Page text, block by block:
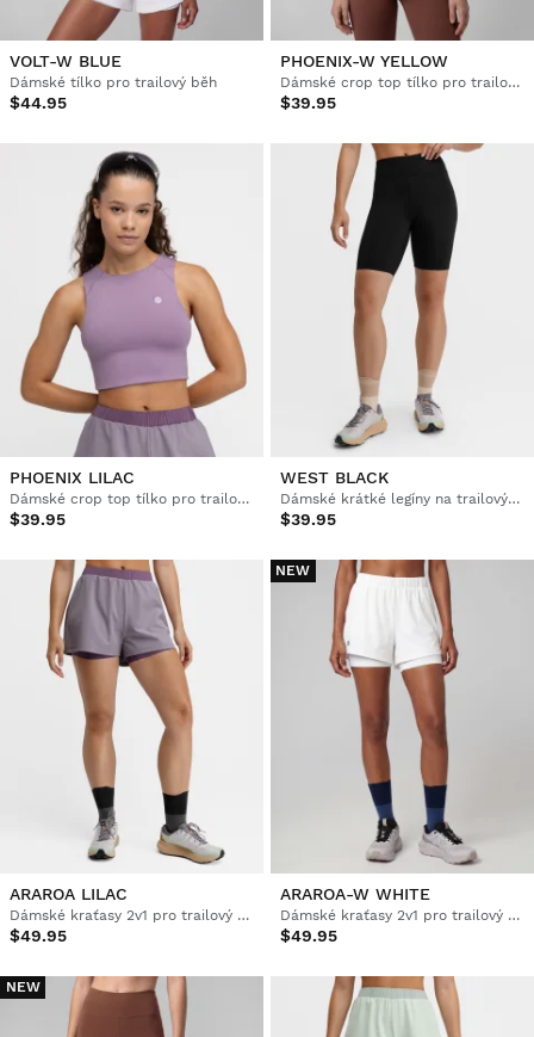
VOLT-W BLUE
Dámské tílko pro trailový běh
$44.95
PHOENIX-W YELLOW
Dámské crop top tílko pro trailový běh
$39.95
PHOENIX LILAC
Dámské crop top tílko pro trailový běh
$39.95
WEST BLACK
Dámské krátké legíny na trailový běh
$39.95
ARAROA LILAC
Dámské kraťasy 2v1 pro trailový běh
$49.95
NEW
ARAROA-W WHITE
Dámské kraťasy 2v1 pro trailový běh
$49.95
NEW